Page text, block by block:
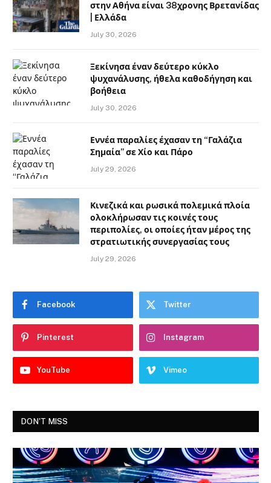
στην Αθήνα είναι 38χρονης Βρετανίδας
| Ελλάδα
July 30, 2026
Ξεκίνησα έναν δεύτερο κύκλο
ψυχανάλυσης, ήθελα καθοδήγηση και
βοήθεια
July 30, 2026
Εννέα παραλίες έχασαν τη “Γαλάζια
Σημαία” σε Χίο και Πάρο
July 29, 2026
Κινεζικά και ρωσικά πολεμικά πλοία
ολοκλήρωσαν τις κοινές τους
περιπολίες, οι οποίες ήταν μέρος της
στρατιωτικής συνεργασίας τους
July 29, 2026
Facebook Twitter
Pinterest Instagram
YouTube Vimeo
DON'T MISS